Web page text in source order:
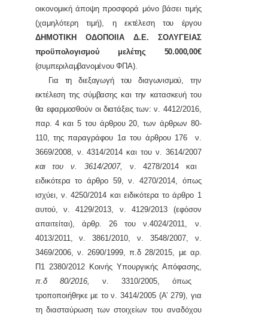
οικονομική άποψη προσφορά μόνο βάσει τιμής
(χαμηλότερη τιμή), η εκτέλεση του έργου
ΔΗΜΟΤΙΚΗ ΟΔΟΠΟΙΙΑ Δ.Ε. ΣΟΛΥΓΕΙΑΣ
προϋπολογισμού μελέτης 50.000,00€
(συμπεριλαμβανομένου ΦΠΑ).
Για τη διεξαγωγή του διαγωνισμού, την
εκτέλεση της σύμβασης και την κατασκευή του
θα εφαρμοσθούν οι διατάξεις των: ν. 4412/2016,
παρ. 4 και 5 του άρθρου 20, των άρθρων 80-
110, της παραγράφου 1α του άρθρου 176 ν.
3669/2008, ν. 4314/2014 και του ν. 3614/2007
και του ν. 3614/2007,
ν. 4278/2014 και
ειδικότερα το άρθρο 59, ν. 4270/2014, όπως
ισχύει, ν. 4250/2014 και ειδικότερα το άρθρο 1
αυτού, ν. 4129/2013, ν. 4129/2013 (εφόσον
απαιτείται), άρθρ. 26 του ν.4024/2011, ν.
4013/2011, ν. 3861/2010, ν. 3548/2007, ν.
3469/2006, ν. 2690/1999, π.δ 28/2015, με αρ.
Π1 2380/2012 Κοινής Υπουργικής Απόφασης,
π.δ 80/2016, ν. 3310/2005, όπως
τροποποιήθηκε με το ν. 3414/2005 (Α’ 279), για
τη διασταύρωση των στοιχείων του αναδόχου